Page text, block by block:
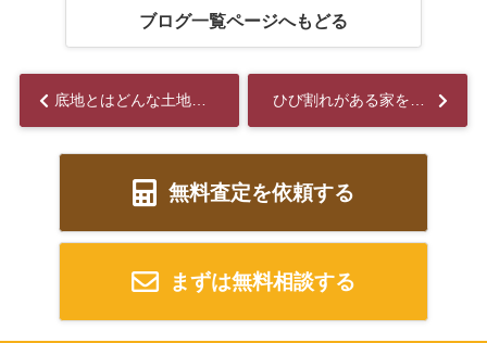
ブログ一覧ページへもどる
底地とはどんな土地？売却するメリットや方法についてご紹介... ひび割れがある家を売却するコツとは？価格への影響についてもご紹介！...
無料査定を依頼する
まずは無料相談する